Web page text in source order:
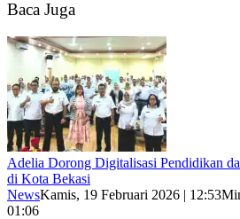
Baca Juga
Adelia Dorong Digitalisasi Pendidikan
di Kota Bekasi
NewsKamis, 19 Februari 2026 | 12:53
01:06